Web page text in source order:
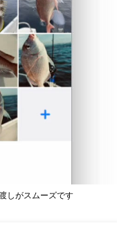
しがスムーズです